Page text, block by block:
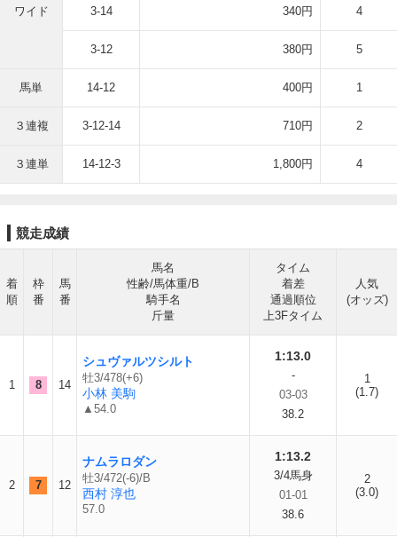
ワイド 3-14 340円 4
3-12 380円 5
馬単 14-12 400円 1
３連複 3-12-14 710円 2
３連単 14-12-3 1,800円 4
競走成績
着
順
枠
番
馬
番
馬名
性齢/馬体重/B
騎手名
斤量
タイム
着差
通過順位
上3Fタイム
人気
(オッズ)
1 8 14
シュヴァルツシルト
牡3/478(+6)
小林 美駒
▲54.0
1:13.0
-
03-03
38.2
1
(1.7)
2 7 12
ナムラロダン
牡3/472(-6)/B
西村 淳也
57.0
1:13.2
3/4馬身
01-01
38.6
2
(3.0)